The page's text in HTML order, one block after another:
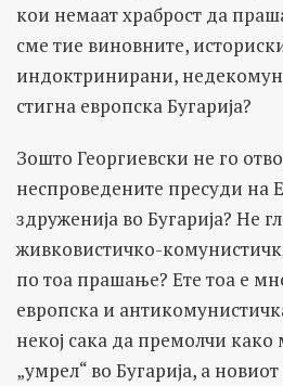
кои немаат храброст да
сме тие виновните,
индоктринирани,
стигна европска Бугарија?
Зошто Георгиевски не го
неспроведените пресуди на
здруженија во Бугарија? Не
живковистичко-
по тоа прашање? Ете тоа е
европска и
некој сака да премолчи
„умрел“ во Бугарија, а